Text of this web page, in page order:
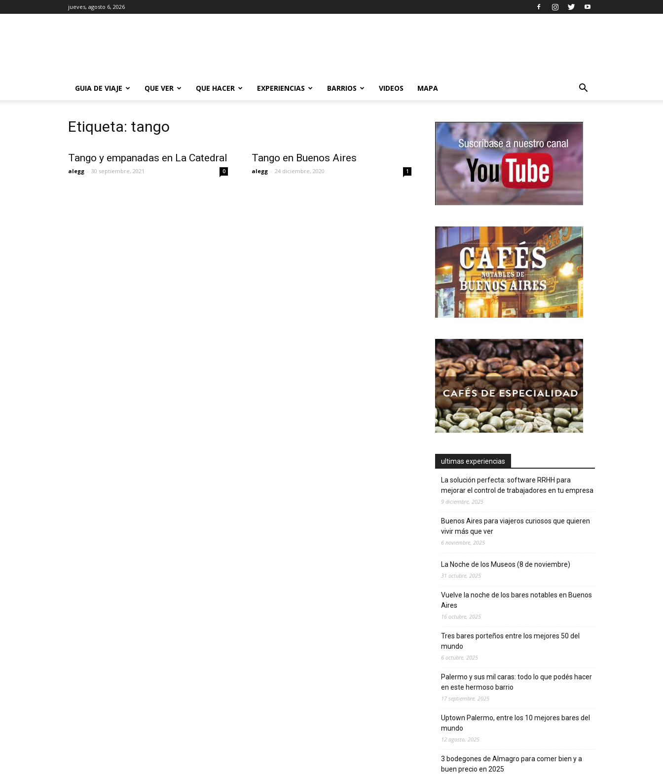
jueves, agosto 6, 2026
GUIA DE VIAJE
QUE VER QUE HACER EXPERIENCIAS BARRIOS VIDEOS MAPA
Etiqueta: tango
Tango y empanadas en La Catedral
alegg - 30 septiembre, 2021 0
Tango en Buenos Aires
alegg - 24 diciembre, 2020 1
ultimas experiencias
La solución perfecta: software RRHH para
mejorar el control de trabajadores en tu empresa
9 diciembre, 2025
Buenos Aires para viajeros curiosos que quieren
vivir más que ver
6 noviembre, 2025
La Noche de los Museos (8 de noviembre)
31 octubre, 2025
Vuelve la noche de los bares notables en Buenos
Aires
16 octubre, 2025
Tres bares porteños entre los mejores 50 del
mundo
6 octubre, 2025
Palermo y sus mil caras: todo lo que podés hacer
en este hermoso barrio
17 septiembre, 2025
Uptown Palermo, entre los 10 mejores bares del
mundo
12 agosto, 2025
3 bodegones de Almagro para comer bien y a
buen precio en 2025